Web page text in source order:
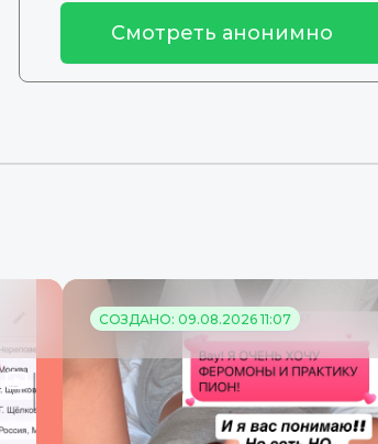
Смотреть анонимно
СОЗДАНО: 09.08.2026 11:07